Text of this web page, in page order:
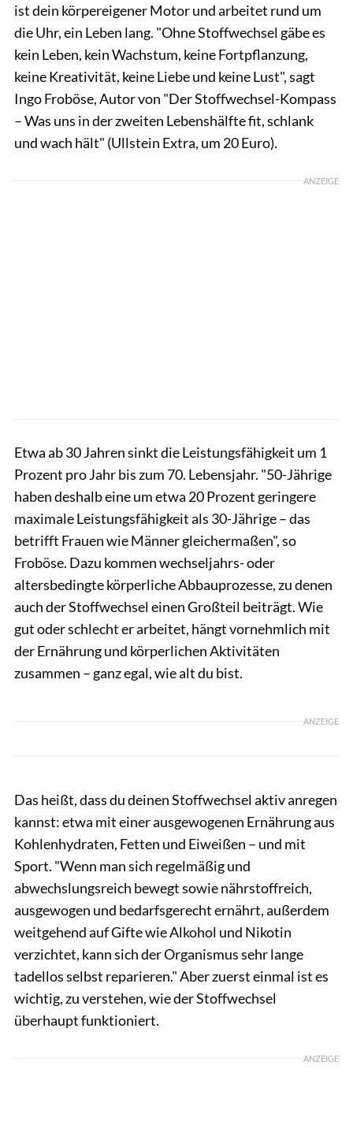
ist dein körpereigener Motor und arbeitet rund um
die Uhr, ein Leben lang. "Ohne Stoffwechsel gäbe es
kein Leben, kein Wachstum, keine Fortpflanzung,
keine Kreativität, keine Liebe und keine Lust", sagt
Ingo Froböse, Autor von "Der Stoffwechsel-Kompass
– Was uns in der zweiten Lebenshälfte fit, schlank
und wach hält" (Ullstein Extra, um 20 Euro).
ANZEIGE
Etwa ab 30 Jahren sinkt die Leistungsfähigkeit um 1
Prozent pro Jahr bis zum 70. Lebensjahr. "50-Jährige
haben deshalb eine um etwa 20 Prozent geringere
maximale Leistungsfähigkeit als 30-Jährige – das
betrifft Frauen wie Männer gleichermaßen", so
Froböse. Dazu kommen wechseljahrs- oder
altersbedingte körperliche Abbauprozesse, zu denen
auch der Stoffwechsel einen Großteil beiträgt. Wie
gut oder schlecht er arbeitet, hängt vornehmlich mit
der Ernährung und körperlichen Aktivitäten
zusammen – ganz egal, wie alt du bist.
ANZEIGE
Das heißt, dass du deinen Stoffwechsel aktiv anregen
kannst: etwa mit einer ausgewogenen Ernährung aus
Kohlenhydraten, Fetten und Eiweißen – und mit
Sport. "Wenn man sich regelmäßig und
abwechslungsreich bewegt sowie nährstoffreich,
ausgewogen und bedarfsgerecht ernährt, außerdem
weitgehend auf Gifte wie Alkohol und Nikotin
verzichtet, kann sich der Organismus sehr lange
tadellos selbst reparieren." Aber zuerst einmal ist es
wichtig, zu verstehen, wie der Stoffwechsel
überhaupt funktioniert.
ANZEIGE